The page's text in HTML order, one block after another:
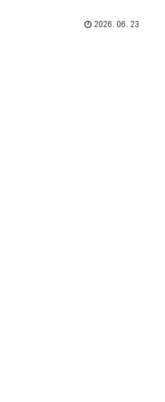
2026.06.23